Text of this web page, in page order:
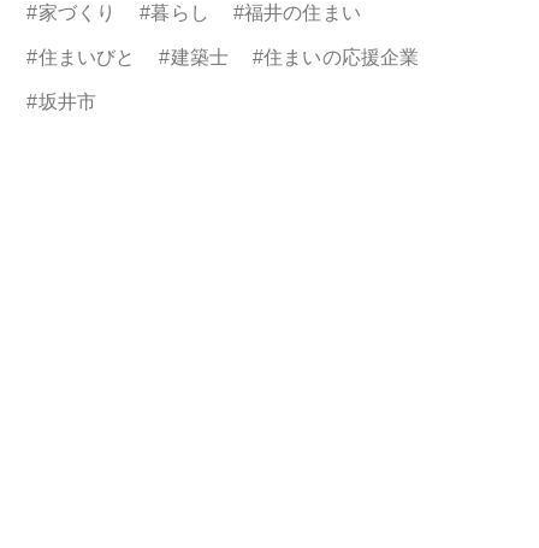
#家づくり #暮らし #福井の住まい
#住まいびと #建築士 #住まいの応援企業
#坂井市